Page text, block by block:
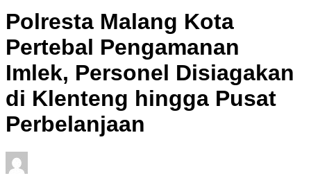
Polresta Malang Kota
Pertebal Pengamanan
Imlek, Personel Disiagakan
di Klenteng hingga Pusat
Perbelanjaan